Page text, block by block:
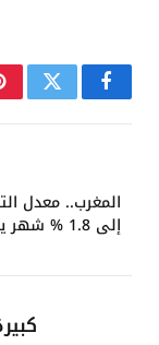
فيسبوكتويتر
المغرب.. معدل
إلى 1.8 % شهر يونيو 2024